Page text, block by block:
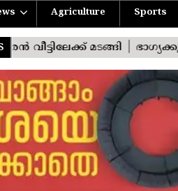
Agriculture Sports